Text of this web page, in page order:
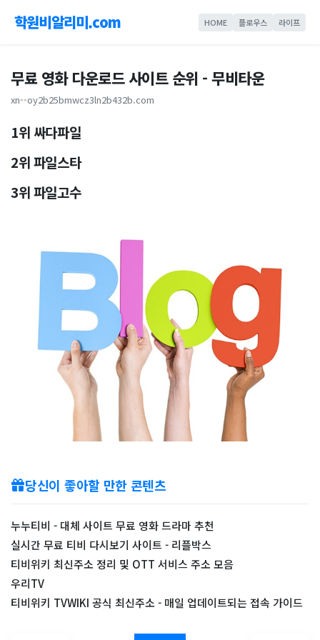
학원비알리미.com HOME 플로우스 라이프
무료 영화 다운로드 사이트 순위 - 무비타운
xn--oy2b25bmwcz3ln2b432b.com
1위 싸다파일
2위 파일스타
3위 파일고수
당신이 좋아할 만한 콘텐츠
누누티비 - 대체 사이트 무료 영화 드라마 추천
실시간 무료 티비 다시보기 사이트 - 리플박스
티비위키 최신주소 정리 및 OTT 서비스 주소 모음
우리TV
티비위키 TVWIKI 공식 최신주소 - 매일 업데이트되는 접속 가이드